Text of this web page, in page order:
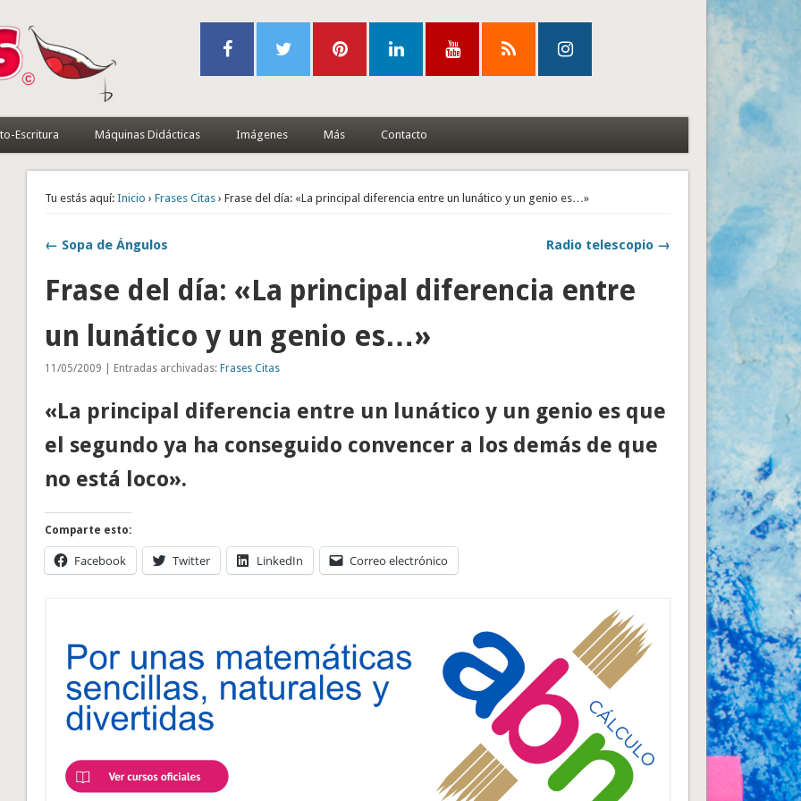
Escritura Máquinas Didácticas Imágenes Más Contacto
Tu estás aquí: Inicio ›Frases Citas › Frase del día: «La principal diferencia entre un lunático y un genio es…»
← Sopa de Ángulos Radio telescopio →
Frase del día: «La principal diferencia entre
un lunático y un genio es…»
11/05/2009 | Entradas archivadas:Frases Citas
«La principal diferencia entre un lunático y un genio es que
el segundo ya ha conseguido convencer a los demás de que
no está loco».
Comparte esto:
Facebook Twitter LinkedIn Correo electrónico